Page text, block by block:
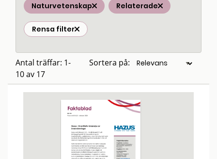
Naturvetenskap Relaterade
Rensa filter
Antal träffar: 1-
10 av 17
Sortera på: